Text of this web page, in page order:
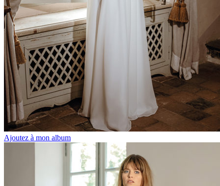
Ajoutez à mon album